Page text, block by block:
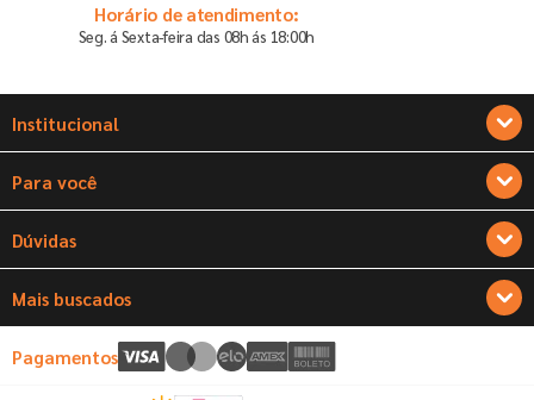
Horário de atendimento:
Seg. á Sexta-feira das 08h ás 18:00h
Institucional
Sobre a Tintas MC
Seja um franqueado
Encontre o seu pintor
Nossas Lojas
Para você
Cadastre-se
Atualizar dados
Alterar senha
Dúvidas
Trocas e Devoluções
Políticas de Entrega
Mais buscados
Tintas
Pagamentos